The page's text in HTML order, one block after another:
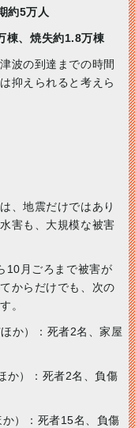
約5万人
棟、焼失約1.8万棟
波の到達までの時間
抑えられると考えら
、地震だけではあり
害も、大規模な被害
10月ごろまで被害が
からだけでも、次の
。
か）：死者2名、家屋
か）：死者2名、負傷
）：死者15名、負傷